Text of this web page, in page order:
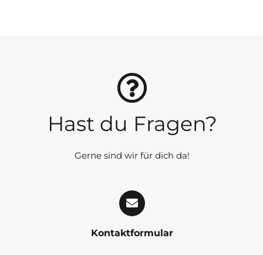
Hast du Fragen?
Gerne sind wir für dich da!
Kontaktformular